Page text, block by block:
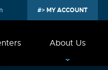
MY ACCOUNT
About Us